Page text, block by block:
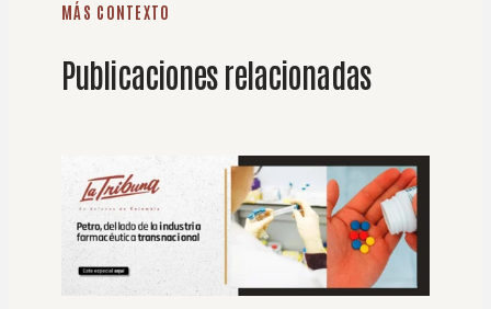
MÁS CONTEXTO
Publicaciones relacionadas